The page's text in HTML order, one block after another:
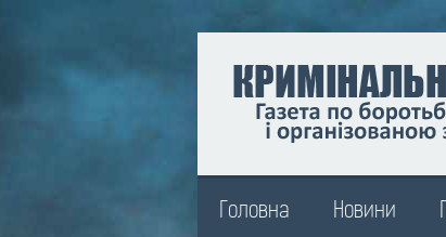
Головна Новини